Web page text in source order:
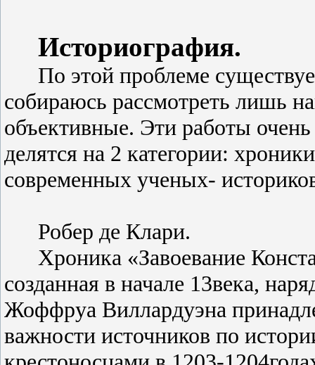
Историография.
По этой проблеме
собираюсь рассмотреть лишь
объективные. Эти работы
делятся на 2 категории:
современных ученых-
Робер де Клари.
Хроника «Завоевание
созданная в начале 13века,
Жоффруа Виллардуэна
важности источников по